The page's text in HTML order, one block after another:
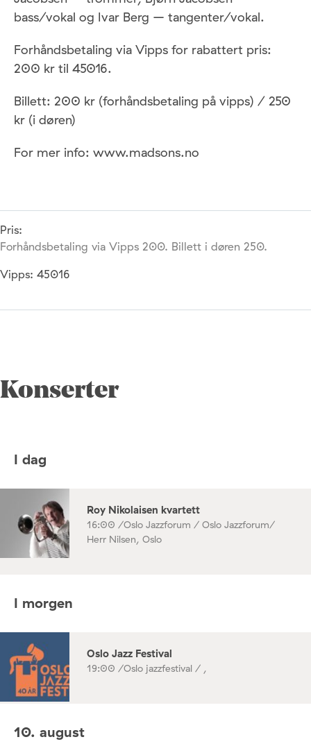
bass/vokal og Ivar Berg – tangenter/vokal.
Forhåndsbetaling via Vipps for rabattert pris:
200 kr til 45016.
Billett: 200 kr (forhåndsbetaling på vipps) / 250
kr (i døren)
For mer info: www.madsons.no
Pris:
Forhåndsbetaling via Vipps 200. Billett i døren 250.
Vipps: 45016
Konserter
I dag
Roy Nikolaisen kvartett
16:00 /Oslo Jazzforum / Oslo Jazzforum/
Herr Nilsen, Oslo
I morgen
Oslo Jazz Festival
19:00 /Oslo jazzfestival / ,
10. august